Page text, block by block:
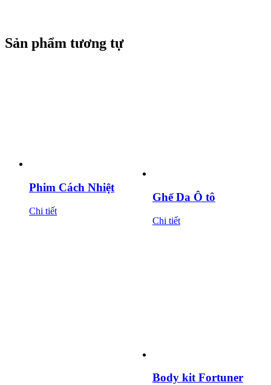
Sản phẩm tương tự
Phim Cách Nhiệt
Chi tiết
Ghế Da Ô tô
Chi tiết
Body kit Fortuner